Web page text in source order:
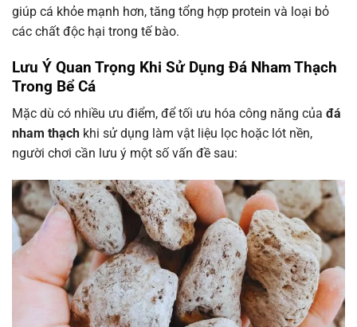
giúp cá khỏe mạnh hơn, tăng tổng hợp protein và loại bỏ
các chất độc hại trong tế bào.
Lưu Ý Quan Trọng Khi Sử Dụng Đá Nham Thạch
Trong Bể Cá
Mặc dù có nhiều ưu điểm, để tối ưu hóa công năng của đá
nham thạch khi sử dụng làm vật liệu lọc hoặc lót nền,
người chơi cần lưu ý một số vấn đề sau: